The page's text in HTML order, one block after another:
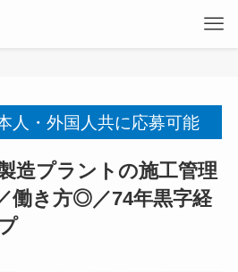
人・外国人共に応募可能
造プラントの施工管理
働き方◎／74年黒字経